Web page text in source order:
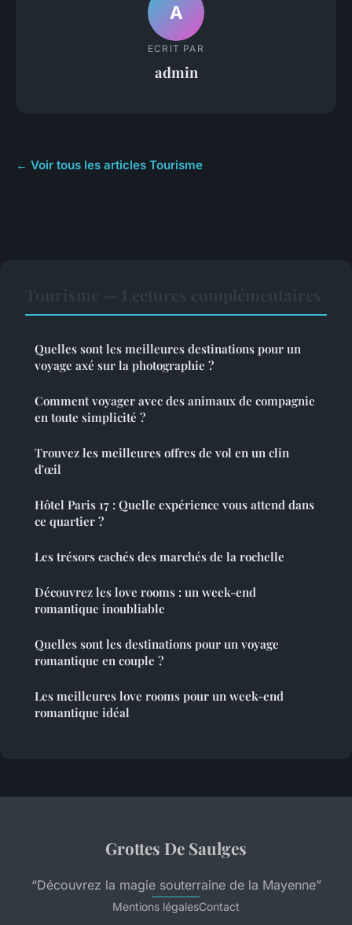
A
ECRIT PAR
admin
← Voir tous les articles Tourisme
Quelles sont les meilleures destinations pour un
voyage axé sur la photographie ?
Comment voyager avec des animaux de compagnie
en toute simplicité ?
Trouvez les meilleures offres de vol en un clin
d'œil
Hôtel Paris 17 : Quelle expérience vous attend dans
ce quartier ?
Les trésors cachés des marchés de la rochelle
Découvrez les love rooms : un week-end
romantique inoubliable
Quelles sont les destinations pour un voyage
romantique en couple ?
Les meilleures love rooms pour un week-end
romantique idéal
Grottes De Saulges
“Découvrez la magie souterraine de la Mayenne”
Mentions légalesContact